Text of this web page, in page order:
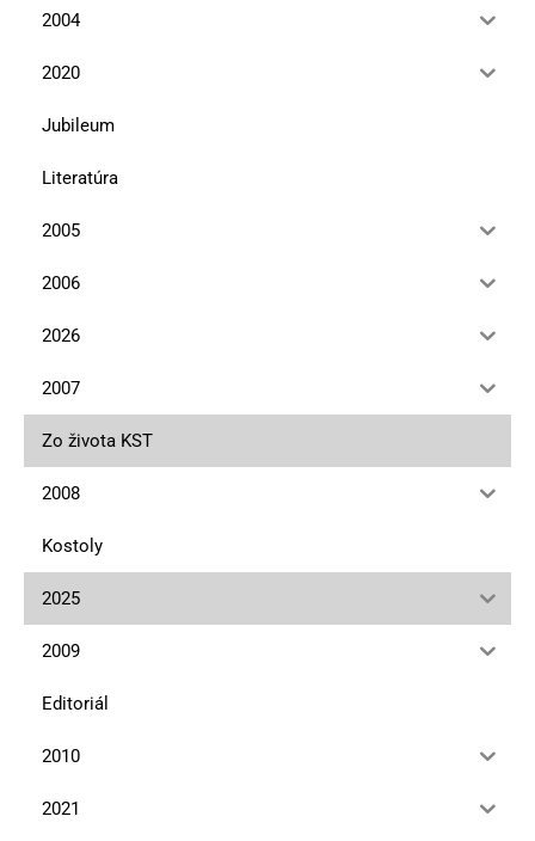
2004
2020
Jubileum
Literatúra
2005
2006
2026
2007
Zo života KST
2008
Kostoly
2025
2009
Editoriál
2010
2021